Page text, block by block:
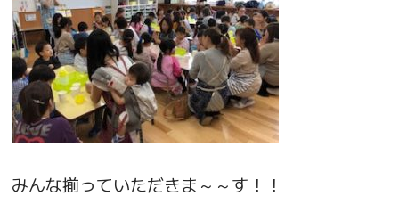
みんな揃っていただきま～～す！！